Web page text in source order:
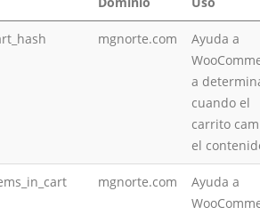
mgnorte.com
Ayuda a
a
cuando el
carrito
el
mgnorte.com
Ayuda a